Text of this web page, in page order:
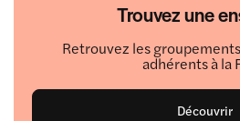
Trouvez une
Retrouvez les
adhérents à la
Découvrir